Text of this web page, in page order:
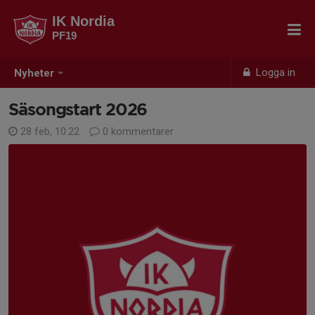
Nyheter Logga in
IK Nordia
PF19
Säsongstart 2026
28 feb, 10:22 0 kommentarer